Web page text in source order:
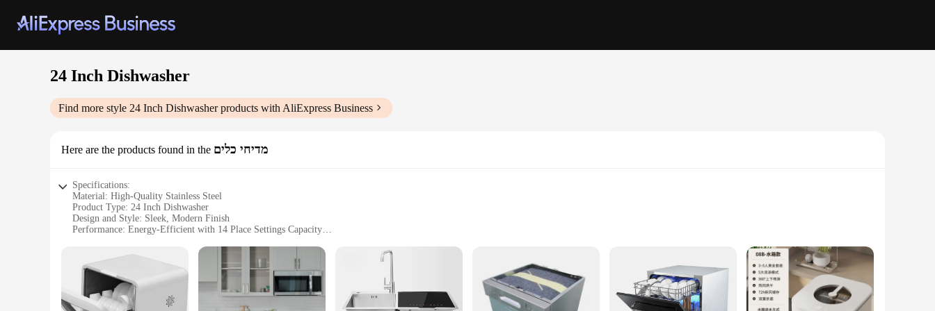
24 Inch Dishwasher
Find more style 24 Inch Dishwasherproducts with AliExpress Business
Here are the products found in the מדיחי כלים
Specifications:
Material: High-Quality Stainless Steel
Product Type: 24 Inch Dishwasher
Design and Style: Sleek, Modern Finish
Performance: Energy-Efficient with 14 Place Settings Capacity
Dimensions: 23.5 x 23.5 x 34.5 inches
Features:
|Vendors|
**Effortless Cleaning and Space-Saving Design**